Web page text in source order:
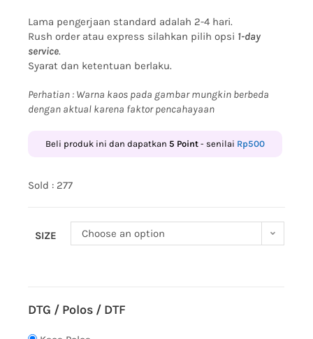
Lama pengerjaan standard adalah 2-4 hari.
Rush order atau express silahkan pilih opsi 1-day
service.
Syarat dan ketentuan berlaku.
Perhatian : Warna kaos pada gambar mungkin berbeda
dengan aktual karena faktor pencahayaan
Beli produk ini dan dapatkan 5 Point - senilai Rp500
Sold : 277
SIZE Choose an option
DTG / Polos / DTF